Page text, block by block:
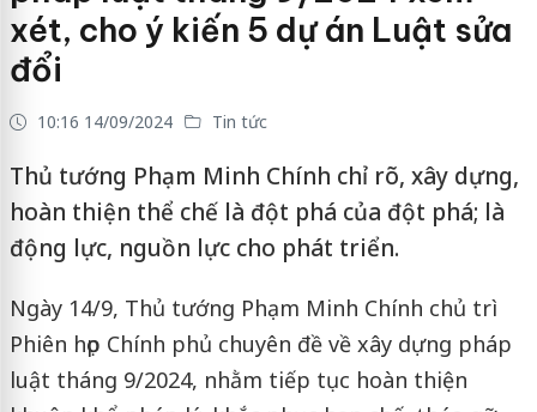
xét, cho ý kiến 5 dự án Luật sửa
đổi
10:16 14/09/2024 Tin tức
Thủ tướng Phạm Minh Chính chỉ rõ, xây dựng,
hoàn thiện thể chế là đột phá của đột phá; là
động lực, nguồn lực cho phát triển.
Ngày 14/9, Thủ tướng Phạm Minh Chính chủ trì
Phiên họp Chính phủ chuyên đề về xây dựng pháp
luật tháng 9/2024, nhằm tiếp tục hoàn thiện